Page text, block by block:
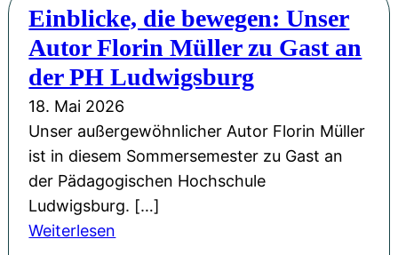
d
f
n
u
n
g
u
n
d
M
u
i
e
n
e
t
g
:
G
Einblicke, die bewegen: Unser
Autor Florin Müller zu Gast an
der PH Ludwigsburg
18. Mai 2026
Unser außergewöhnlicher Autor Florin Müller
ist in diesem Sommersemester zu Gast an
der Pädagogischen Hochschule
Ludwigsburg. […]
Weiterlesen